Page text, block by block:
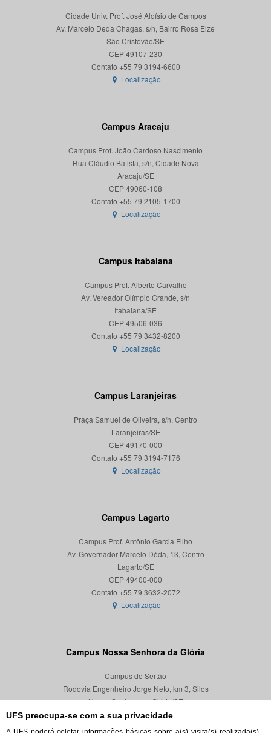
UFS preocupa-se com a sua privacidade
Cidade Univ. Prof. José Aloísio de Campos
Av. Marcelo Deda Chagas, s/n, Bairro Rosa Elze
São Cristóvão/SE
CEP 49107-230
Localização
Campus Aracaju
Campus Prof. João Cardoso Nascimento
Rua Cláudio Batista, s/n, Cidade Nova
Aracaju/SE
CEP 49060-108
Localização
Campus Itabaiana
Campus Prof. Alberto Carvalho
Av. Vereador Olímpio Grande, s/n
Itabaiana/SE
CEP 49506-036
Localização
Campus Laranjeiras
Praça Samuel de Oliveira, s/n, Centro
Laranjeiras/SE
CEP 49170-000
Localização
Campus Lagarto
Campus Prof. Antônio Garcia Filho
Av. Governador Marcelo Déda, 13, Centro
Lagarto/SE
CEP 49400-000
Localização
Campus Nossa Senhora da Glória
Campus do Sertão
Rodovia Engenheiro Jorge Neto, km 3, Silos
Nossa Senhora da Glória/SE
CEP 49680-000